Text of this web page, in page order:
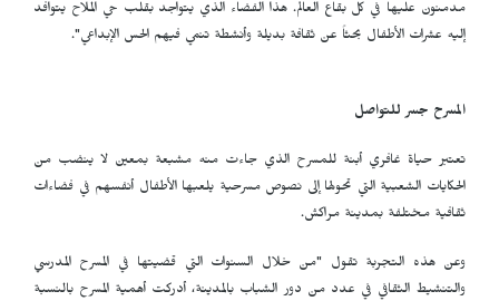
مدمنون عليها في كل بقاع العالم. هذا الفضاء الذي يتواجد بقلب حي الملاح يتوافد
إليه عشرات الأطفال بحثاً عن ثقافة بديلة وأنشطة تنمي فيهم الحس الإبداعي".
المسرح جسر للتواصل
تعتبر حياة غافري أبنة للمسرح الذي جاءت منه مشبعة بمعين لا ينضب من
الحكايات الشعبية التي تحولها إلى نصوص مسرحية يلعبها الأطفال أنفسهم في فضاءات
ثقافية مختلفة بمدينة مراكش.
وعن هذه التجربة تقول "من خلال السنوات التي قضيتها في المسرح المدرسي
والتنشيط الثقافي في عدد من دور الشباب بالمدينة، أدركت أهمية المسرح بالنسبة